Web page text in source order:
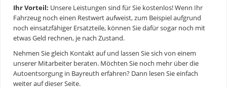
Ihr Vorteil: Unsere Leistungen sind für Sie kostenlos! Wenn Ihr
Fahrzeug noch einen Restwert aufweist, zum Beispiel aufgrund
noch einsatzfähiger Ersatzteile, können Sie dafür sogar noch mit
etwas Geld rechnen, je nach Zustand.
Nehmen Sie gleich Kontakt auf und lassen Sie sich von einem
unserer Mitarbeiter beraten. Möchten Sie noch mehr über die
Autoentsorgung in Bayreuth erfahren? Dann lesen Sie einfach
weiter auf dieser Seite.